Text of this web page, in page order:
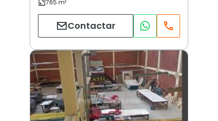
Contactar